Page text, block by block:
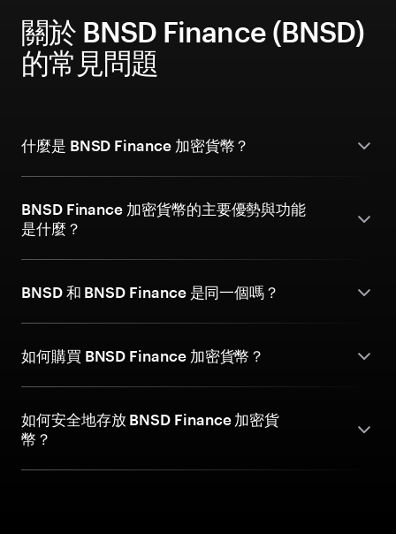
關於 BNSD Finance (BNSD)
的常見問題
什麼是 BNSD Finance 加密貨幣？
BNSD Finance 加密貨幣的主要優勢與功能
是什麼？
BNSD 和 BNSD Finance 是同一個嗎？
如何購買 BNSD Finance 加密貨幣？
如何安全地存放 BNSD Finance 加密貨
幣？